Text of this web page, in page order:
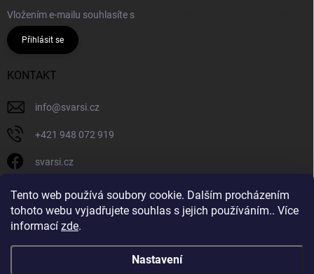
Tento web používá soubory cookie. Dalším procházením
tohoto webu vyjadřujete souhlas s jejich používáním.. Více
informací zde.
Nastavení
Vložením e-mailu souhlasíte s
Přihlásit se
KONTAKT
info@svarsi.cz
+421 948 072 919
svarsi.cz
svarsi.cz